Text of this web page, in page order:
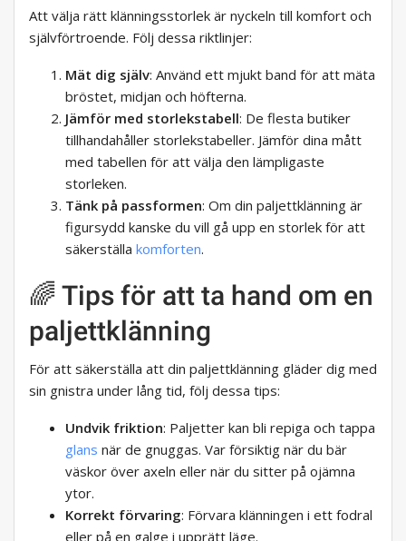
Att välja rätt klänningsstorlek är nyckeln till komfort och
självförtroende. Följ dessa riktlinjer:
Mät dig själv: Använd ett mjukt band för att mäta
bröstet, midjan och höfterna.
Jämför med storlekstabell: De flesta butiker
tillhandahåller storlekstabeller. Jämför dina mått
med tabellen för att välja den lämpligaste
storleken.
Tänk på passformen: Om din paljettklänning är
figursydd kanske du vill gå upp en storlek för att
säkerställa komforten.
🌈 Tips för att ta hand om en
paljettklänning
För att säkerställa att din paljettklänning gläder dig med
sin gnistra under lång tid, följ dessa tips:
Undvik friktion: Paljetter kan bli repiga och tappa
glans när de gnuggas. Var försiktig när du bär
väskor över axeln eller när du sitter på ojämna
ytor.
Korrekt förvaring: Förvara klänningen i ett fodral
eller på en galge i upprätt läge.